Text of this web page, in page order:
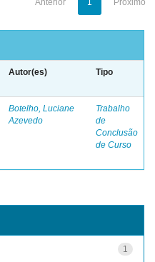
Anterior 1 Próximo
Autor(es) Tipo
Botelho, Luciane
Azevedo
Trabalho
de
Conclusão
de Curso
1